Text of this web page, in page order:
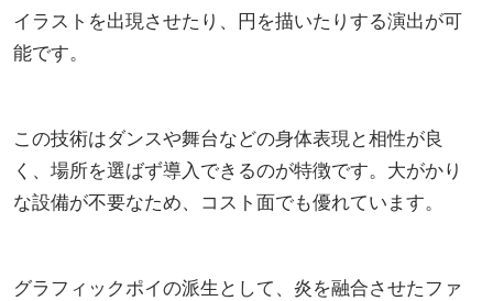
イラストを出現させたり、円を描いたりする演出が可
能です。
この技術はダンスや舞台などの身体表現と相性が良
く、場所を選ばず導入できるのが特徴です。大がかり
な設備が不要なため、コスト面でも優れています。
グラフィックポイの派生として、炎を融合させたファ